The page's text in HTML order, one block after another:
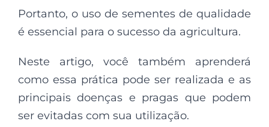
Portanto, o uso de sementes de qualidade
é essencial para o sucesso da agricultura.
Neste artigo, você também aprenderá
como essa prática pode ser realizada e as
principais doenças e pragas que podem
ser evitadas com sua utilização.